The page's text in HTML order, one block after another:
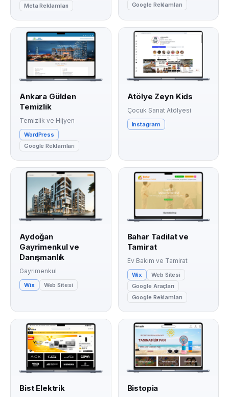
Meta Reklamları
Google Reklamları
Ankara Gülden
Temizlik
Temizlik ve Hijyen
WordPress
Google Reklamları
Atölye Zeyn Kids
Çocuk Sanat Atölyesi
Instagram
Aydoğan
Gayrimenkul ve
Danışmanlık
Gayrimenkul
Wix Web Sitesi
Bahar Tadilat ve
Tamirat
Ev Bakım ve Tamirat
Wix
Web Sitesi
Google Araçları
Google Reklamları
Bist Elektrik Bistopia